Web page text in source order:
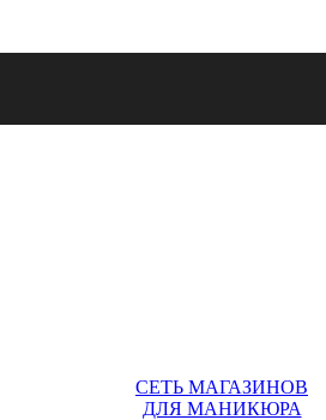
СЕТЬ МАГАЗИНОВ
ДЛЯ МАНИКЮРА